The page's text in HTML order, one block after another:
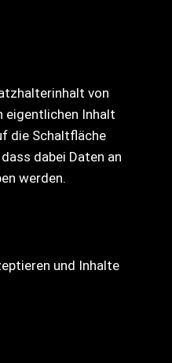
von
eigentlichen Inhalt
die Schaltfläche
dabei Daten an
werden.
und Inhalte